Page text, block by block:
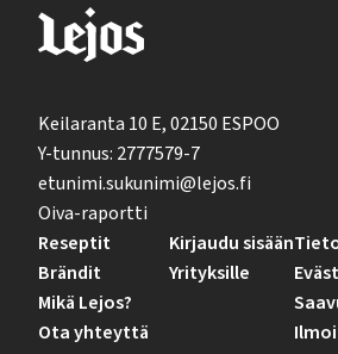
Keilaranta 10 E, 02150 ESPOO
Y-tunnus: 2777579-7
etunimi.sukunimi@lejos.fi
Oiva-raportti
Reseptit
Brändit
Mikä Lejos?
Ota yhteyttä
Kirjaudu sisään
Yrityksille